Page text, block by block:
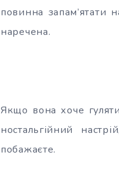
повинна запам’ятати
наречена.
Якщо вона хоче
ностальгійний
побажаєте.